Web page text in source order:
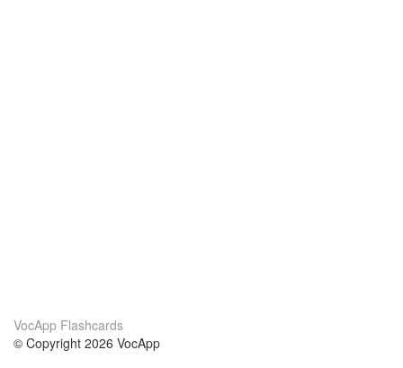
VocApp Flashcards
© Copyright 2026 VocApp